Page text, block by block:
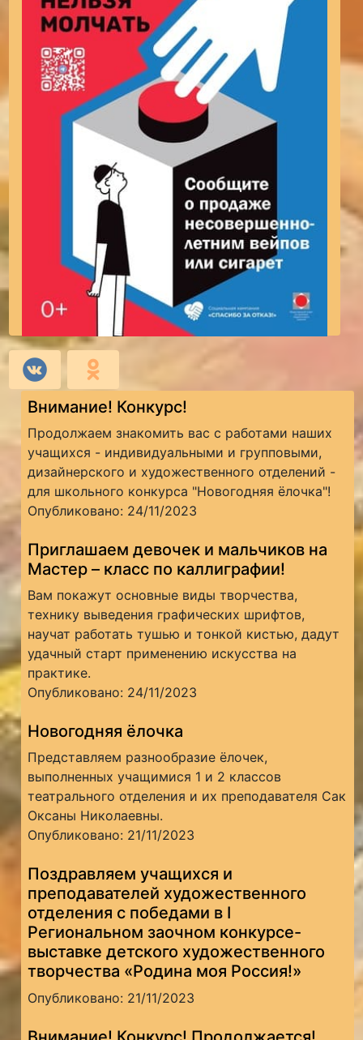
Внимание! Конкурс!
Продолжаем знакомить вас с работами наших
учащихся - индивидуальными и групповыми,
дизайнерского и художественного отделений -
для школьного конкурса "Новогодняя ёлочка"!
Опубликовано: 24/11/2023
Приглашаем девочек и мальчиков на
Мастер – класс по каллиграфии!
Вам покажут основные виды творчества,
технику выведения графических шрифтов,
научат работать тушью и тонкой кистью, дадут
удачный старт применению искусства на
практике.
Опубликовано: 24/11/2023
Новогодняя ёлочка
Представляем разнообразие ёлочек,
выполненных учащимися 1 и 2 классов
театрального отделения и их преподавателя Сак
Оксаны Николаевны.
Опубликовано: 21/11/2023
Поздравляем учащихся и
преподавателей художественного
отделения с победами в I
Региональном заочном конкурсе-
выставке детского художественного
творчества «Родина моя Россия!»
Опубликовано: 21/11/2023